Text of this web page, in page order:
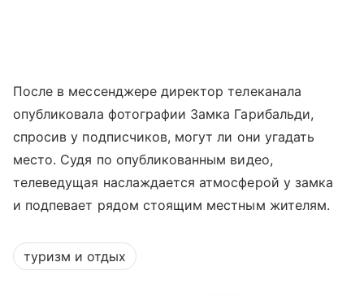
После в мессенджере директор телеканала
опубликовала фотографии Замка Гарибальди,
спросив у подписчиков, могут ли они угадать
место. Судя по опубликованным видео,
телеведущая наслаждается атмосферой у замка
и подпевает рядом стоящим местным жителям.
туризм и отдых